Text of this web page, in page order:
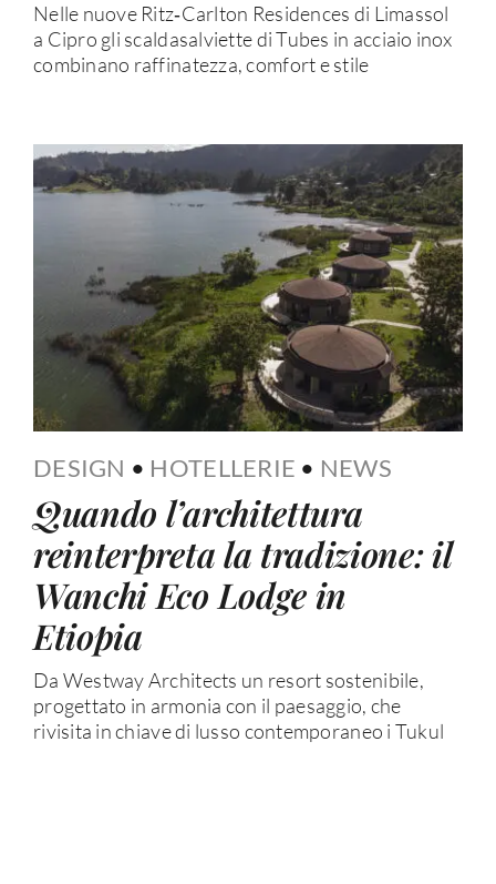
Nelle nuove Ritz‑Carlton Residences di Limassol
a Cipro gli scaldasalviette di Tubes in acciaio inox
combinano raffinatezza, comfort e stile
DESIGN • HOTELLERIE • NEWS
Quando l’architettura
reinterpreta la tradizione: il
Wanchi Eco Lodge in
Etiopia
Da Westway Architects un resort sostenibile,
progettato in armonia con il paesaggio, che
rivisita in chiave di lusso contemporaneo i Tukul